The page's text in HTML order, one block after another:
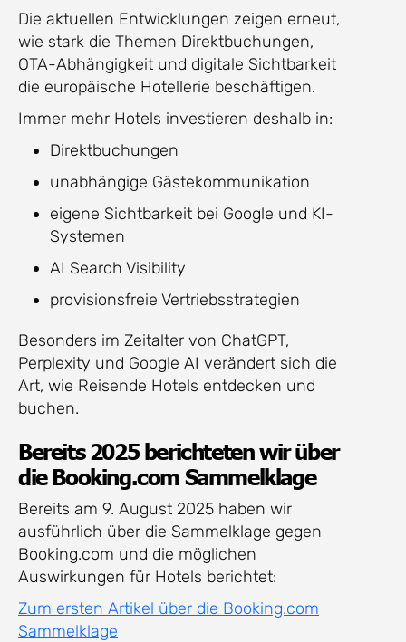
Die aktuellen Entwicklungen zeigen erneut,
wie stark die Themen Direktbuchungen,
OTA-Abhängigkeit und digitale Sichtbarkeit
die europäische Hotellerie beschäftigen.
Immer mehr Hotels investieren deshalb in:
Direktbuchungen
unabhängige Gästekommunikation
eigene Sichtbarkeit bei Google und KI-
Systemen
AI Search Visibility
provisionsfreie Vertriebsstrategien
Besonders im Zeitalter von ChatGPT,
Perplexity und Google AI verändert sich die
Art, wie Reisende Hotels entdecken und
buchen.
Bereits 2025 berichteten wir über
die Booking.com Sammelklage
Bereits am 9. August 2025 haben wir
ausführlich über die Sammelklage gegen
Booking.com und die möglichen
Auswirkungen für Hotels berichtet:
Zum ersten Artikel über die Booking.com
Sammelklage